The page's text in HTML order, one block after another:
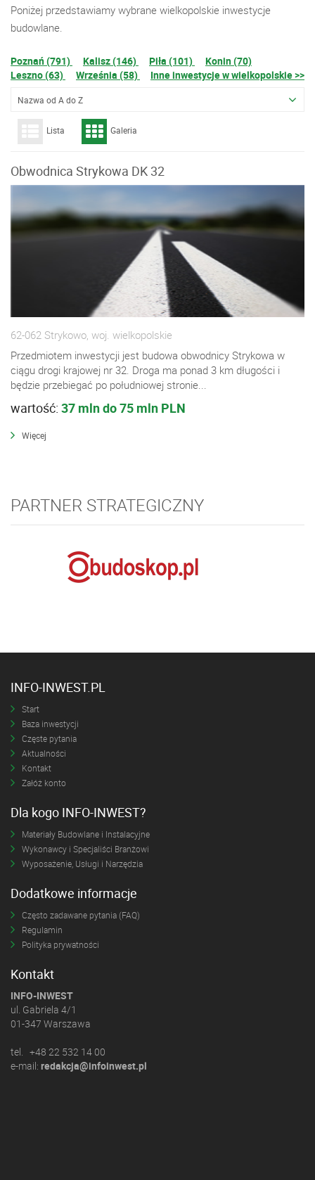
Poniżej przedstawiamy wybrane wielkopolskie inwestycje
budowlane.
Poznań (791) Kalisz (146) Piła (101)
Konin (70)
Leszno (63)
Września (58) Inne inwestycje w wielkopolskie >>
Nazwa od A do Z
Lista Galeria
Obwodnica Strykowa DK 32
62-062 Strykowo, woj. wielkopolskie
Przedmiotem inwestycji jest budowa obwodnicy Strykowa w
ciągu drogi krajowej nr 32. Droga ma ponad 3 km długości i
będzie przebiegać po południowej stronie...
wartość: 37 mln do 75 mln PLN
Więcej
PARTNER STRATEGICZNY
INFO-INWEST.PL
Start
Baza inwestycji
Częste pytania
Aktualności
Kontakt
Załóż konto
Dla kogo INFO-INWEST?
Materiały Budowlane i Instalacyjne
Wykonawcy i Specjaliści Branżowi
Wyposażenie, Usługi i Narzędzia
Dodatkowe informacje
Często zadawane pytania (FAQ)
Regulamin
Polityka prywatności
Kontakt
INFO-INWEST
ul. Gabriela 4/1
01-347 Warszawa
tel. +48 22 532 14 00
e-mail: redakcja@infoinwest.pl